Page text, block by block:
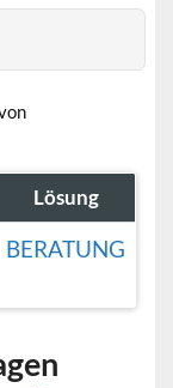
Lösung
BERATUNG